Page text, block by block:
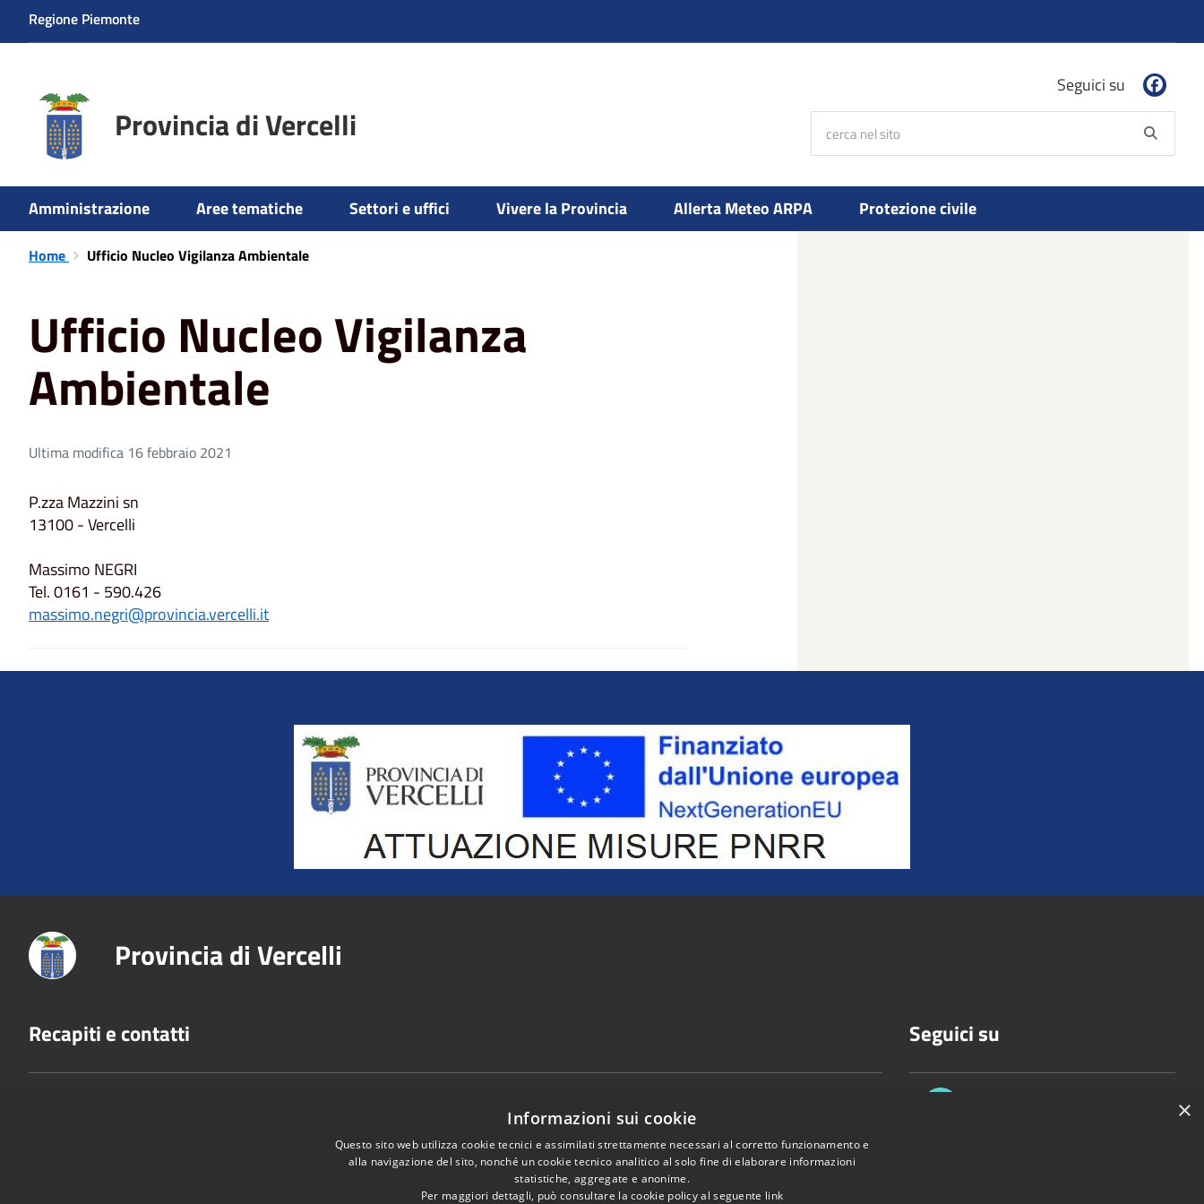
Regione Piemonte
Provincia di Vercelli
Seguici su
Amministrazione Aree tematiche Settori e uffici Vivere la Provincia Allerta Meteo ARPA Protezione civile
Home Ufficio Nucleo Vigilanza Ambientale
Ufficio Nucleo Vigilanza
Ambientale
Ultima modifica 16 febbraio 2021
P.zza Mazzini sn
13100 - Vercelli
Massimo NEGRI
Tel. 0161 - 590.426
massimo.negri@provincia.vercelli.it
Title
Provincia di Vercelli
Recapiti e contatti
Email: presidente@provincia.vercelli.it
Pec:
presidenza.provincia@cert.provincia.vercelli.it
Seguici su
×
Informazioni sui cookie
Questo sito web utilizza cookie tecnici e assimilati strettamente necessari al corretto funzionamento e
alla navigazione del sito, nonché un cookie tecnico analitico al solo fine di elaborare informazioni
statistiche, aggregate e anonime.
Per maggiori dettagli, può consultare la cookie policy al seguente link